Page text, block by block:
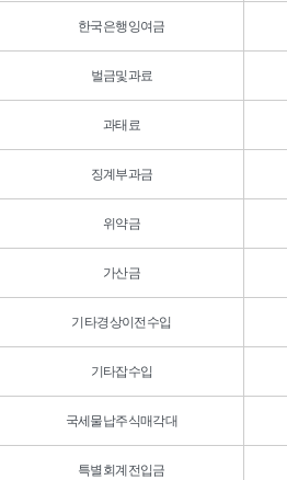
한국은행잉여금
벌금및과료
과태료
징계부과금
위약금
가산금
기타경상이전수입
기타잡수입
국세물납주식매각대
특별회계전입금